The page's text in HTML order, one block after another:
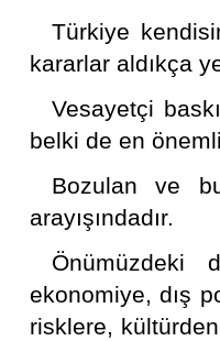
Türkiye
kararlar aldıkça
Vesayetçi
belki de en
Bozulan ve
arayışındadır.
Önümüzdeki
ekonomiye, dış
risklere,